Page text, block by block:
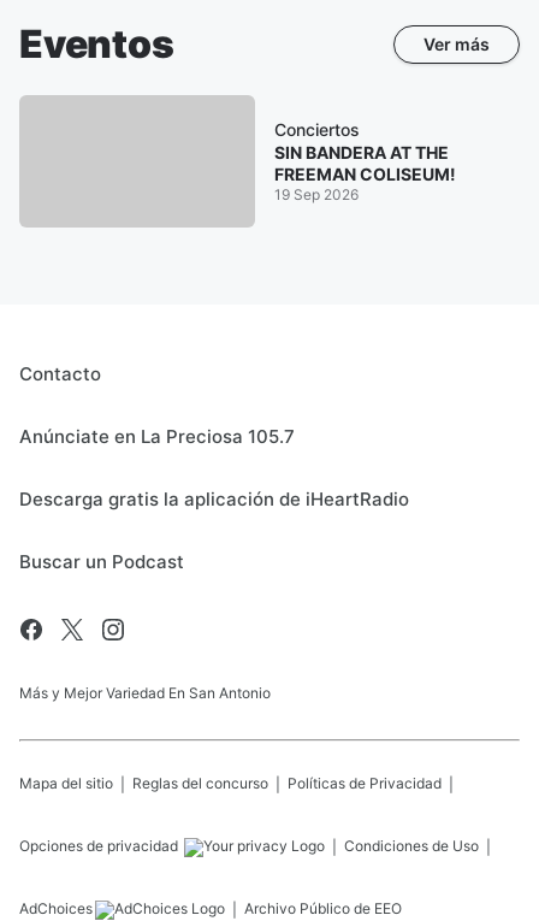
Eventos Ver más
Conciertos
SIN BANDERA AT THE
FREEMAN COLISEUM!
19 Sep 2026
Contacto
Anúnciate en La Preciosa 105.7
Descarga gratis la aplicación de iHeartRadio
Buscar un Podcast
Más y Mejor Variedad En San Antonio
Mapa del sitio Reglas del concurso Políticas de Privacidad
Opciones de privacidad Condiciones de Uso
AdChoices Archivo Público de EEO